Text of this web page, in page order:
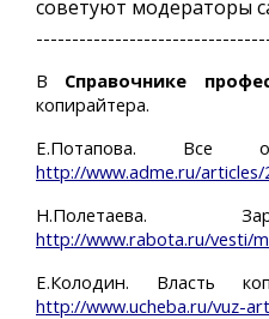
советуют модераторы
В Справочнике
копирайтера.
Е.Потапова. Все
http://www.adme.ru/articles/
Н.Полетаева.
http://www.rabota.ru/vesti/
Е.Колодин. Власть
http://www.ucheba.ru/vuz-